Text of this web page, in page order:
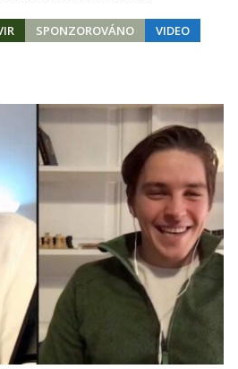
SPONZOROVÁNO VIDEO